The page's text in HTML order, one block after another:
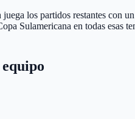
los partidos restantes con
Sulamericana en todas esas